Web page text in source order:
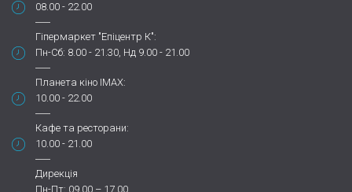
08.00 - 22.00
Гіпермаркет "Епіцентр К":
Пн-Сб: 8.00 - 21.30, Нд 9.00 - 21.00
Планета кіно IMAX:
10.00 - 22.00
Кафе та ресторани:
10.00 - 21.00
Дирекція
Пн-Пт: 09.00 – 17.00